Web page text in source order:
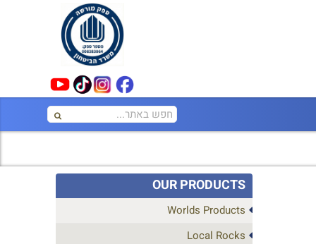
OUR PRODUCTS
Worlds Products
Local Rocks